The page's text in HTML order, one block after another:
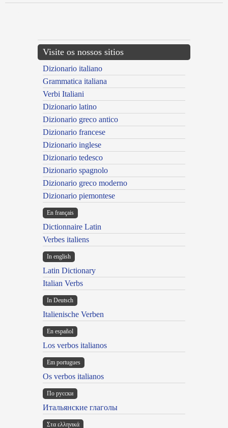
Visite os nossos sitios
Dizionario italiano
Grammatica italiana
Verbi Italiani
Dizionario latino
Dizionario greco antico
Dizionario francese
Dizionario inglese
Dizionario tedesco
Dizionario spagnolo
Dizionario greco moderno
Dizionario piemontese
En français
Dictionnaire Latin
Verbes italiens
In english
Latin Dictionary
Italian Verbs
In Deutsch
Italienische Verben
En español
Los verbos italianos
Em portugues
Os verbos italianos
По русски
Итальянские глаголы
Στα ελληνικά